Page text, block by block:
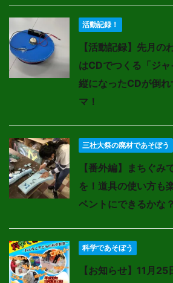
活動記録！
【活動記録】先月の
はCDでつくる「ジャ
縦になったCDが倒
マ！
三社大祭の廃材であそぼう
【番外編】まちぐみ
を！道具の使い方も
ベントにできるかな？
科学であそぼう
【お知らせ】11月